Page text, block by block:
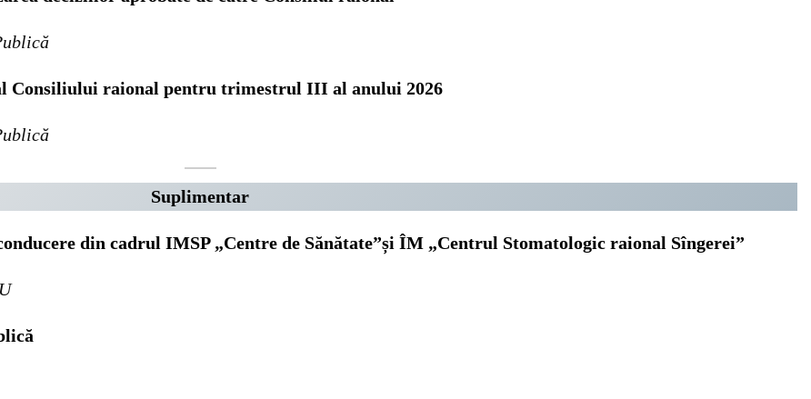
Consiliului raional pentru trimestrul III al anului 2026
Suplimentar
din cadrul IMSP „Centre de Sănătate”și ÎM „Centrul Stomatologic raional Sîngerei”